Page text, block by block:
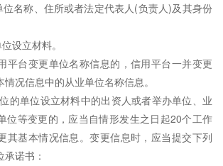
称、住所或者法定代表人(负责人)及其身份
立材料。
台变更单位名称信息的，信用平台一并变更
况信息中的从业单位名称信息。
单位设立材料中的出资人或者举办单位、业
位等变更的，应当自情形发生之日起20个工作
其基本情况信息。变更信息时，应当提交下列
诺书：